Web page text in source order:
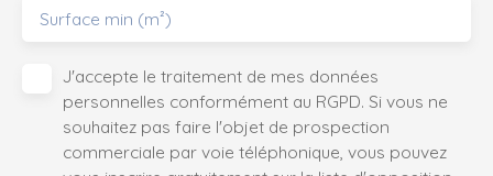
Surface min (m²)
J'accepte le traitement de mes données
personnelles conformément au RGPD. Si vous ne
souhaitez pas faire l'objet de prospection
commerciale par voie téléphonique, vous pouvez